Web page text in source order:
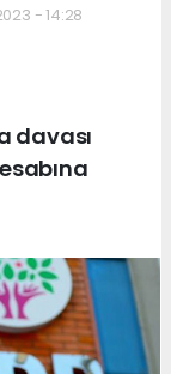
- 14:28
davası